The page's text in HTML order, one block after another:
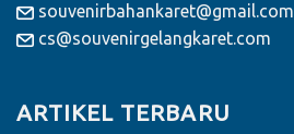
souvenirbahankaret@gmail.com
cs@souvenirgelangkaret.com
ARTIKEL TERBARU